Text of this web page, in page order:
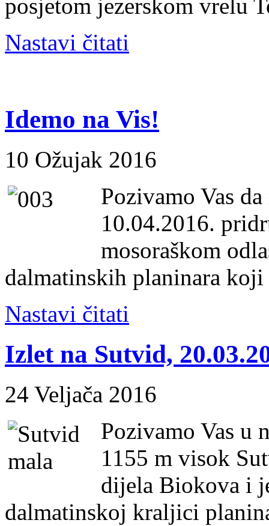
posjetom jezerskom vrelu
Nastavi čitati
Idemo na Vis!
10 Ožujak 2016
Pozivamo Vas
10.04.2016.
mosoraškom
dalmatinskih planinara
Nastavi čitati
Izlet na Sutvid,
24 Veljača 2016
Pozivamo Vas u
1155 m visok
dijela Biokova i
dalmatinskoj kraljici